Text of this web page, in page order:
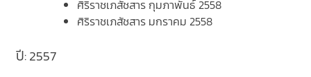
ศิริราชเภสัชสาร กุมภาพันธ์ 2558
ศิริราชเภสัชสาร มกราคม 2558
ปี: 2557